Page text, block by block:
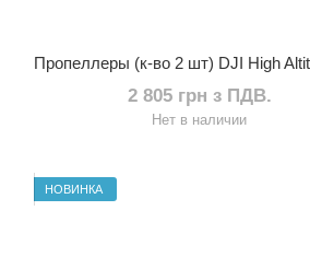
2 805 грн з ПДВ.
Нет в наличии
НОВИНКА